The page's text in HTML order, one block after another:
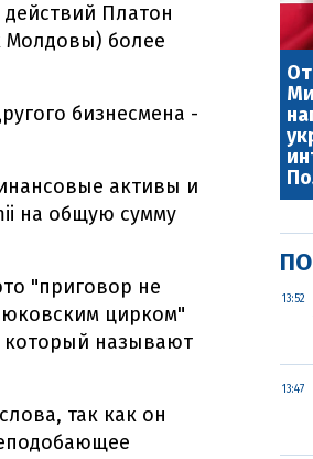
Платон
Молдовы) более
бизнесмена -
активы и
на общую сумму
"приговор не
цирком"
который называют
так как он
13:52
13:47